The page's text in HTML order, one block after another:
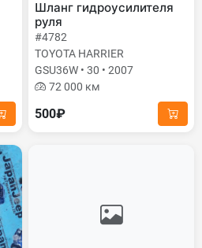
Шланг гидроусилителя
руля
#4782
TOYOTA HARRIER
GSU36W • 30 • 2007
72 000 км
500₽